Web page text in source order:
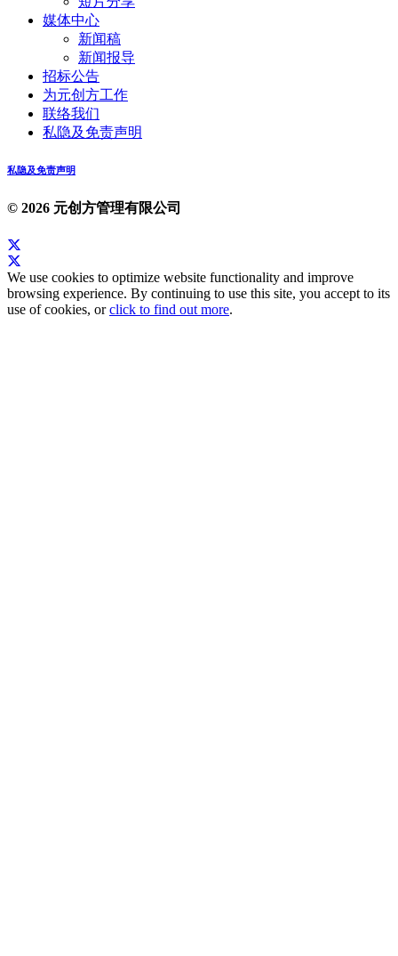
媒体中心
新闻稿
新闻报导
招标公告
为元创方工作
联络我们
私隐及免责声明
私隐及免责声明
© 2026 元创方管理有限公司
We use cookies to optimize website functionality and improve
browsing experience. By continuing to use this site, you accept to its
use of cookies, orclick to find out more.